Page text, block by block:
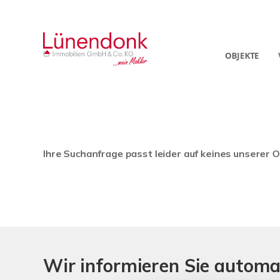
OBJEKTE
Ihre Suchanfrage passt leider auf keines unserer
Wir informieren Sie